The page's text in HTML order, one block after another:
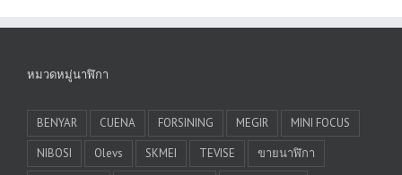
หมวดหมู่นาฬิกา
BENYAR CUENA FORSINING MEGIR
MINI FOCUS
NIBOSI
Olevs SKMEI TEVISE
ขายนาฬิกา